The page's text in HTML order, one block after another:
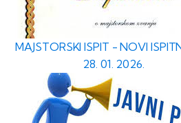
MAJSTORSKI ISPIT - NOVI
28. 01. 2026.